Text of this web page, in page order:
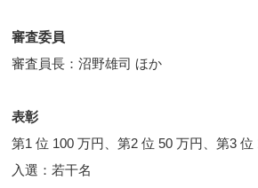
審査委員
審査員長：沼野雄司 ほか
表彰
第1 位 100 万円、第2 位 50 万円、第3 位
入選：若干名